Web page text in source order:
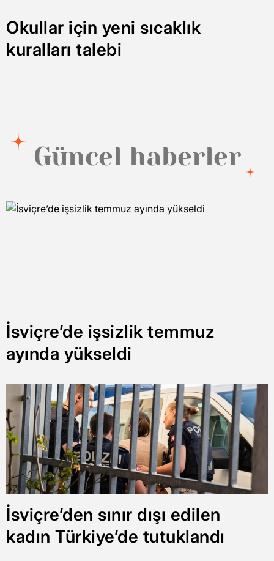
Okullar için yeni sıcaklık
kuralları talebi
Güncel haberler
İsviçre’de işsizlik temmuz
ayında yükseldi
İsviçre’den sınır dışı edilen
kadın Türkiye’de tutuklandı